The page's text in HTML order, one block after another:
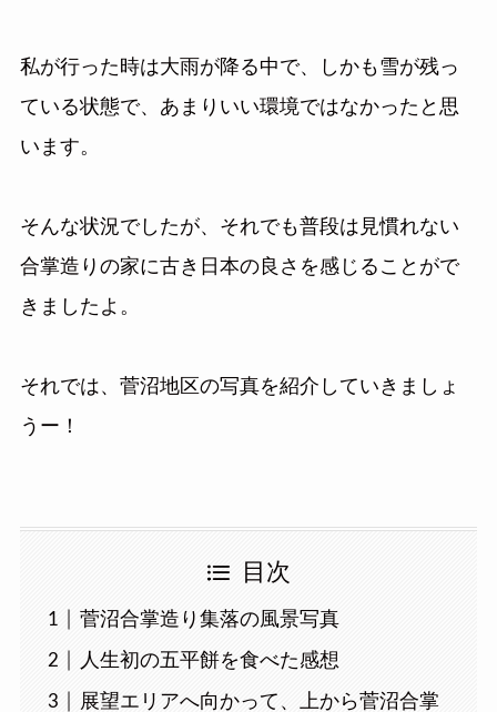
私が行った時は大雨が降る中で、しかも雪が残っ
ている状態で、あまりいい環境ではなかったと思
います。
そんな状況でしたが、それでも普段は見慣れない
合掌造りの家に古き日本の良さを感じることがで
きましたよ。
それでは、菅沼地区の写真を紹介していきましょ
うー！
目次
菅沼合掌造り集落の風景写真
人生初の五平餅を食べた感想
展望エリアへ向かって、上から菅沼合掌